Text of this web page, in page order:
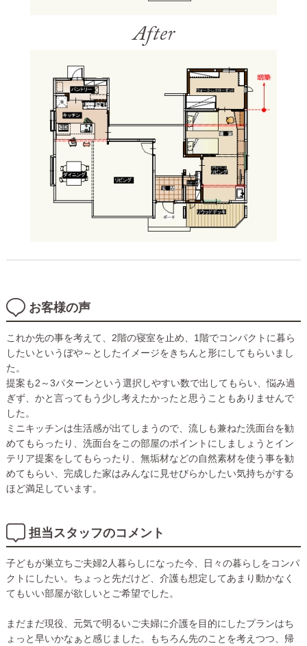
お客様の声
これか先の事を考えて、2階の寝室を止め、1階でコンパクトに暮ら
したいというぼや～としたイメージをきちんと形にしてもらいまし
た。
提案も2～3パターンという選択しやすい数で出してもらい、悩み過
ぎず、かと言ってもう少し考えたかったと思うこともありませんで
した。
ミニキッチンは生活感が出てしまうので、流しも兼ねた洗面台を勧
めてもらったり、洗面台をこの部屋のポイントにしましょうとイン
テリア提案をしてもらったり、無垢材などの自然素材を使う事を勧
めてもらい、完成した家はみんなに見せびらかしたい気持ちがする
ほど満足しています。
担当スタッフのコメント
子どもが巣立ちご夫婦2人暮らしになった今、日々の暮らしをコンパ
クトにしたい。ちょっと先だけど、介護も想定してあまり動かなく
てもいい部屋が欲しいとご希望でした。
まだまだ現役、元気で明るいご夫婦に介護を目的にしたプランはち
ょっと早いかなぁと感じました。もちろん先のことを考えつつ、帰